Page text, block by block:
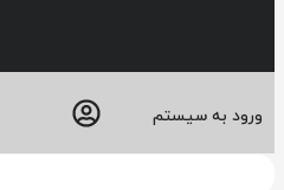
ورود به سیستم